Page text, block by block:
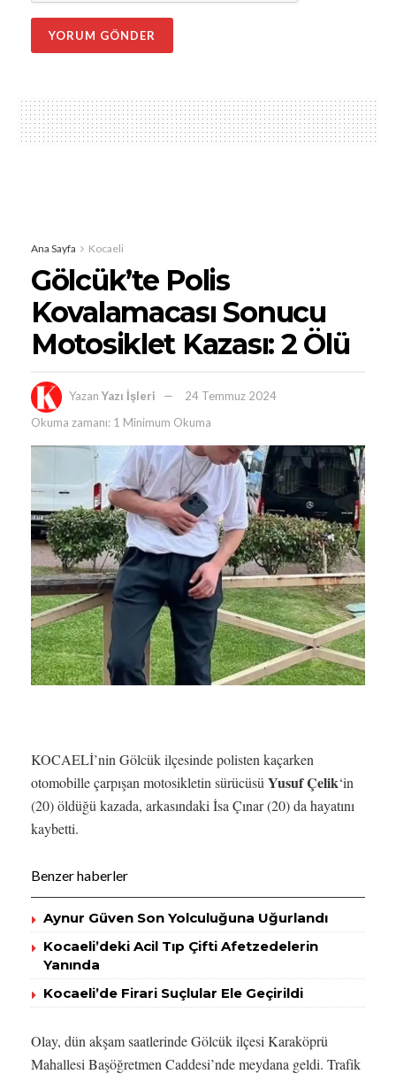
Ana Sayfa Kocaeli
Gölcük’te Polis
Kovalamacası Sonucu
Motosiklet Kazası: 2 Ölü
Yazan Yazı İşleri
24 Temmuz 2024
Okuma zamanı: 1 Minimum Okuma
KOCAELİ’nin Gölcük ilçesinde polisten kaçarken
otomobille çarpışan motosikletin sürücüsü Yusuf Çelik‘in
(20) öldüğü kazada, arkasındaki İsa Çınar (20) da hayatını
kaybetti.
Benzer haberler
Aynur Güven Son Yolculuğuna Uğurlandı
Kocaeli’deki Acil Tıp Çifti Afetzedelerin
Yanında
Kocaeli’de Firari Suçlular Ele Geçirildi
Olay, dün akşam saatlerinde Gölcük ilçesi Karaköprü
Mahallesi Başöğretmen Caddesi’nde meydana geldi. Trafik